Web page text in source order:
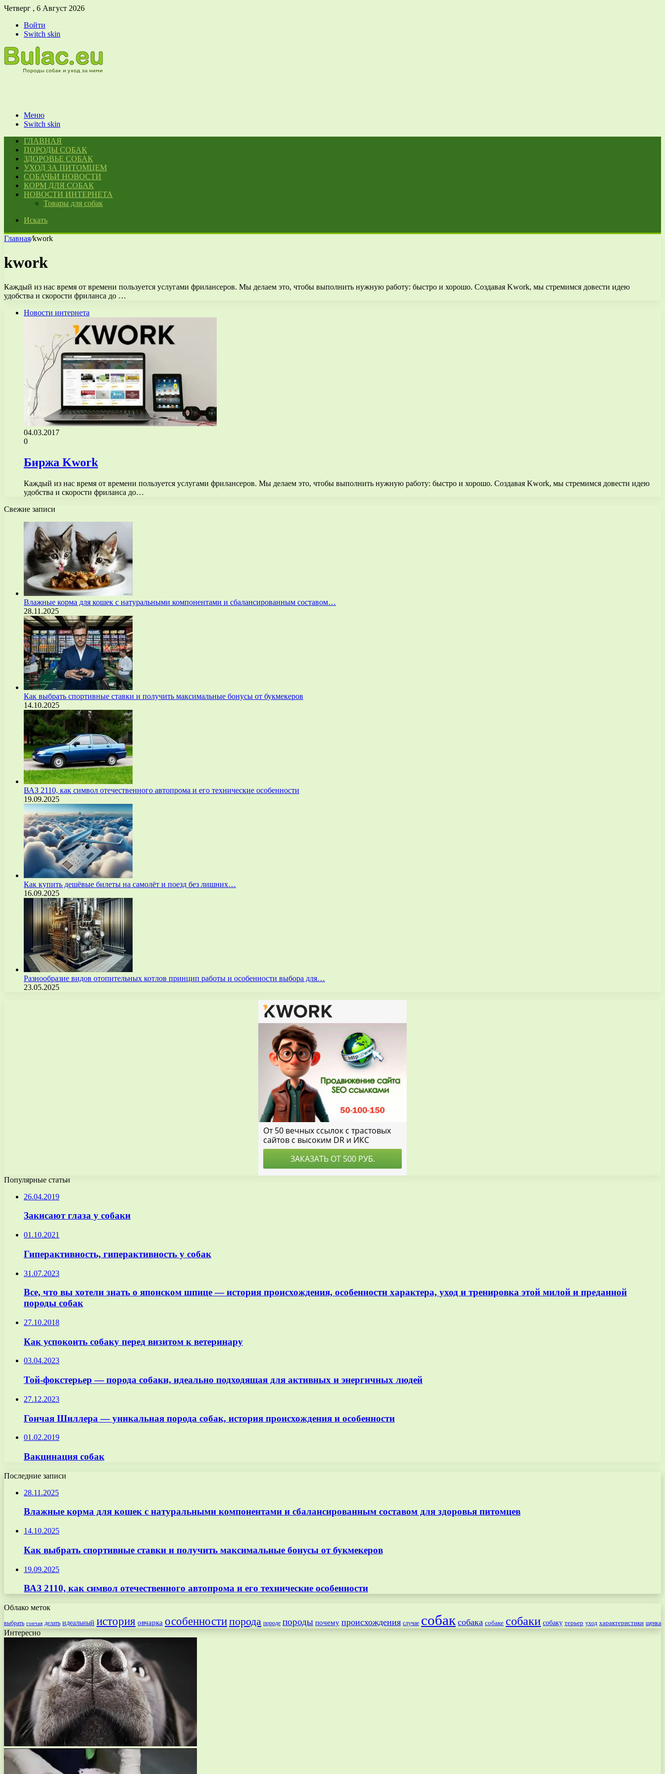
Четверг , 6 Август 2026
Войти
Switch skin
Меню
Switch skin
ГЛАВНАЯ
ПОРОДЫ СОБАК
ЗДОРОВЬЕ СОБАК
УХОД ЗА ПИТОМЦЕМ
СОБАЧЬИ НОВОСТИ
КОРМ ДЛЯ СОБАК
НОВОСТИ ИНТЕРНЕТА
Товары для собак
Искать
Главная/kwork
kwork
Каждый из нас время от времени пользуется услугами фрилансеров. Мы делаем это, чтобы выполнить нужную работу: быстро и хорошо. Создавая Kwork, мы стремимся довести идею
удобства и скорости фриланса до …
Новости интернета
04.03.2017
0
Биржа Kwork
Каждый из нас время от времени пользуется услугами фрилансеров. Мы делаем это, чтобы выполнить нужную работу: быстро и хорошо. Создавая Kwork, мы стремимся довести идею
удобства и скорости фриланса до…
Свежие записи
Влажные корма для кошек с натуральными компонентами и сбалансированным составом…
28.11.2025
Как выбрать спортивные ставки и получить максимальные бонусы от букмекеров
14.10.2025
ВАЗ 2110, как символ отечественного автопрома и его технические особенности
19.09.2025
Как купить дешёвые билеты на самолёт и поезд без лишних…
16.09.2025
Разнообразие видов отопительных котлов принцип работы и особенности выбора для…
23.05.2025
Популярные статьи
26.04.2019
Закисают глаза у собаки
01.10.2021
Гиперактивность, гиперактивность у собак
31.07.2023
Все, что вы хотели знать о японском шпице — история происхождения, особенности характера, уход и тренировка этой милой и преданной
породы собак
27.10.2018
Как успокоить собаку перед визитом к ветеринару
03.04.2023
Той-фокстерьер — порода собаки, идеально подходящая для активных и энергичных людей
27.12.2023
Гончая Шиллера — уникальная порода собак, история происхождения и особенности
01.02.2019
Вакцинация собак
Последние записи
28.11.2025
Влажные корма для кошек с натуральными компонентами и сбалансированным составом для здоровья питомцев
14.10.2025
Как выбрать спортивные ставки и получить максимальные бонусы от букмекеров
19.09.2025
ВАЗ 2110, как символ отечественного автопрома и его технические особенности
Облако меток
выбрать гончая делать идеальный история овчарка особенностипорода породе породы почему происхождения случае собак собака собаке собаки собаку терьер уход характеристики щенка
Интересно